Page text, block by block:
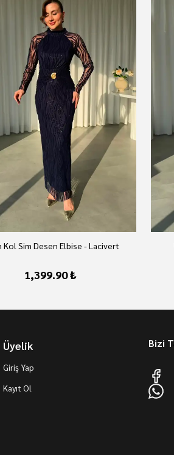
Kol Sim Desen Elbise - Lacivert
1,399.90 ₺
Üyelik
Giriş Yap
Kayıt Ol
Bizi